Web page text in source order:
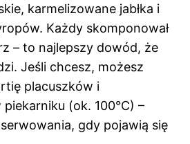
karmelizowane jabłka i
Każdy skomponował
– to najlepszy dowód, że
Jeśli chcesz, możesz
placuszków i
(ok. 100°C) –
gdy pojawią się